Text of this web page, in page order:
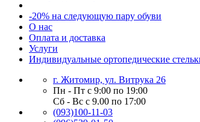
-20% на следующую пару обуви
О нас
Оплата и доставка
Услуги
Индивидуальные ортопедические
г. Житомир, ул. Витрука 26
Пн - Пт с 9:00 по 19:00
Сб - Вс с 9.00 по 17:00
(093)100-11-03